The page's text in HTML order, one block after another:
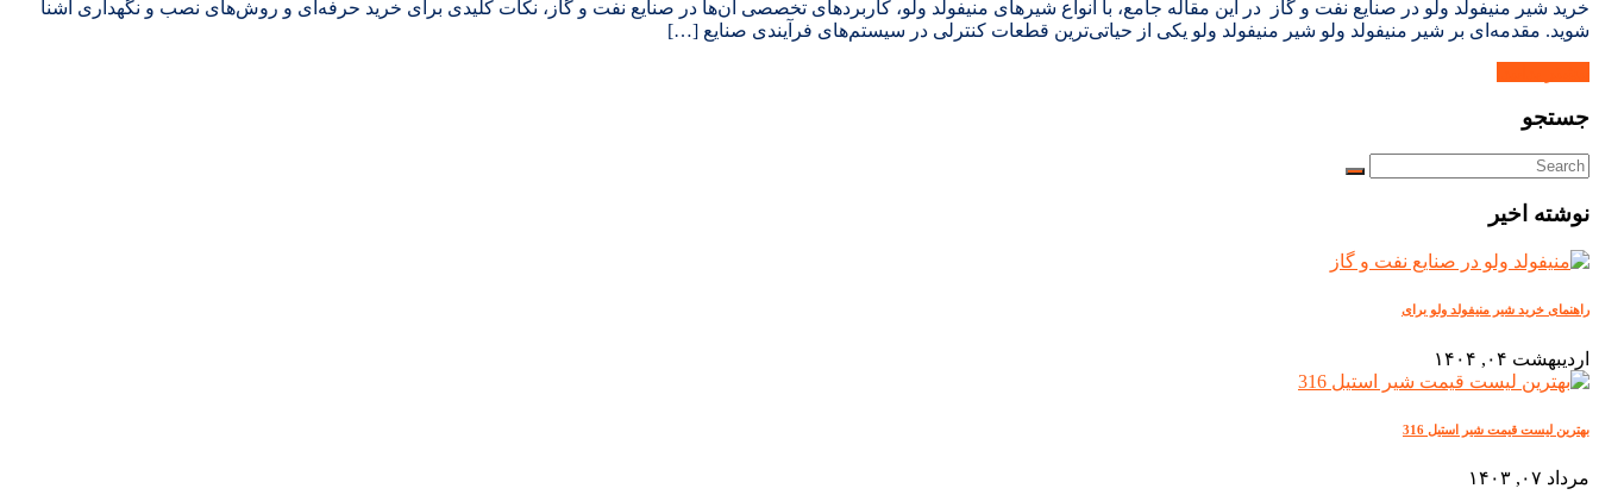
خرید شیر منیفولد ولو در صنایع نفت و گاز در این مقاله جامع، با انواع شیرهای منیفولد ولو، کاربردهای تخصصی آن‌ها در صنایع نفت و گاز، نکات کلیدی برای خرید حرفه‌ای و روش‌های نصب و نگهداری آشنا
شوید. مقدمه‌ای بر شیر منیفولد ولو شیر منیفولد ولو یکی از حیاتی‌ترین قطعات کنترلی در سیستم‌های فرآیندی صنایع […]
جستجو
نوشته اخیر
راهنمای خرید شیر منیفولد ولو برای
اردیبهشت ۰۴, ۱۴۰۴
بهترین لیست قیمت شیر استیل 316
مرداد ۰۷, ۱۴۰۳